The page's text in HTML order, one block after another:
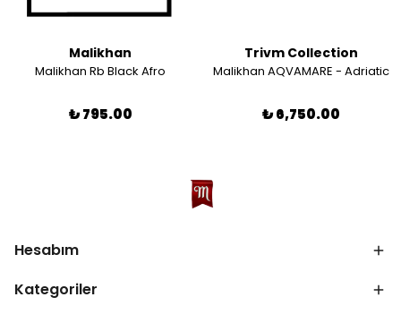
Malikhan
Malikhan Rb Black Afro
₺ 795.00
Trivm Collection
Malikhan AQVAMARE - Adriatic
₺ 6,750.00
Hesabım
Kategoriler